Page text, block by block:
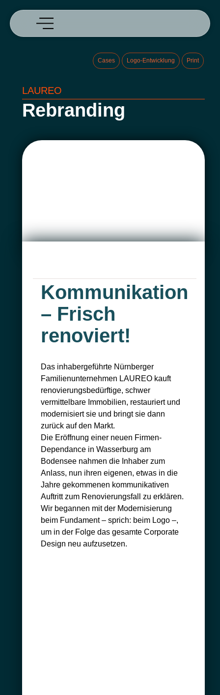
LAUREO
Cases Logo-Entwicklung Print
Rebranding
Kommunikation
– Frisch
renoviert!
Das inhabergeführte Nürnberger
Familienunternehmen LAUREO kauft
renovierungsbedürftige, schwer
vermittelbare Immobilien, restauriert und
modernisiert sie und bringt sie dann
zurück auf den Markt.
Die Eröffnung einer neuen Firmen-
Dependance in Wasserburg am
Bodensee nahmen die Inhaber zum
Anlass, nun ihren eigenen, etwas in die
Jahre gekommenen kommunikativen
Auftritt zum Renovierungsfall zu erklären.
Wir begannen mit der Modernisierung
beim Fundament – sprich: beim Logo –,
um in der Folge das gesamte Corporate
Design neu aufzusetzen.